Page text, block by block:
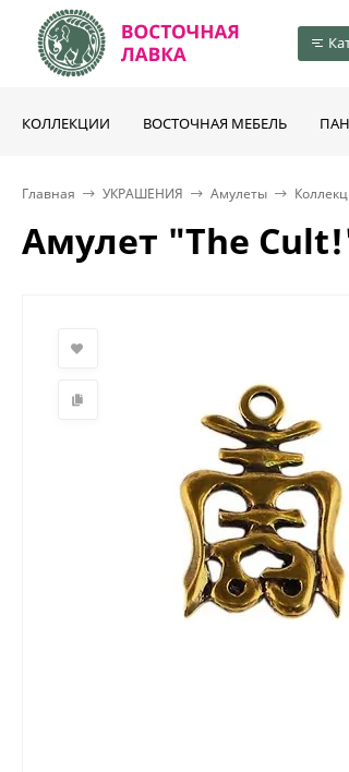
КОЛЛЕКЦИИ ВОСТОЧНАЯ МЕБЕЛЬ
Главная УКРАШЕНИЯ Амулеты
Амулет "The